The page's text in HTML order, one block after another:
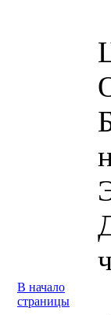
В начало
страницы